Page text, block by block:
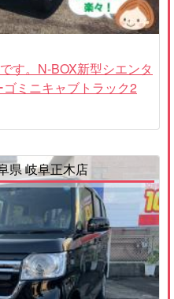
す。N-BOX新型シエンタ
ミニキャブトラック2
県 岐阜正木店